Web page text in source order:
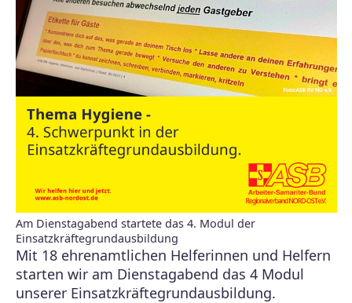
Am Dienstagabend startete das 4. Modul der
Einsatzkräftegrundausbildung
Mit 18 ehrenamtlichen Helferinnen und Helfern
starten wir am Dienstagabend das 4 Modul
unserer Einsatzkräftegrundausbildung.